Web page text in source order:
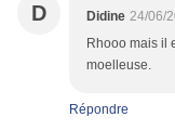
D Didine 24/06/
Rhooo mais il
moelleuse.
Répondre